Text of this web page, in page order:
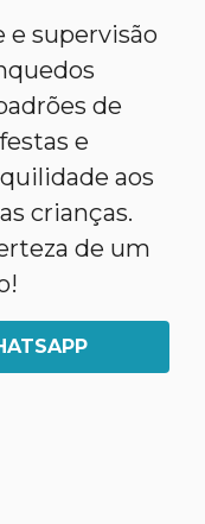
supervisão
de
e
aos
crianças.
de um